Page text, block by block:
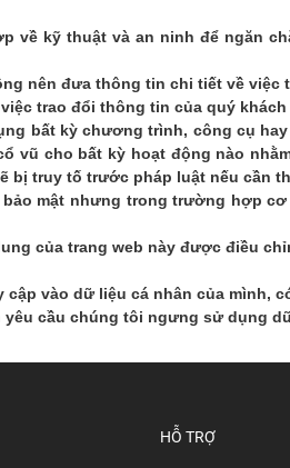
về kỹ thuật và an ninh để ngăn
nên đưa thông tin chi tiết về
trao đổi thông tin của quý khách
bất kỳ chương trình, công cụ
vũ cho bất kỳ hoạt động nào
bị truy tố trước pháp luật nếu cần
mật nhưng trong trường hợp
của trang web này được điều
cập vào dữ liệu cá nhân của
cầu chúng tôi ngưng sử dụng
HỖ TRỢ